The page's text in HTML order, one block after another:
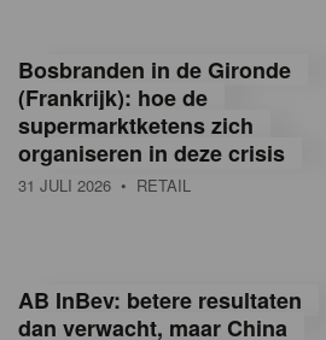
n
e
Bosbranden in de Gironde
(Frankrijk): hoe de
supermarktketens zich
organiseren in deze crisis
31 JULI 2026 • RETAIL
AB InBev: betere resultaten
dan verwacht, maar China